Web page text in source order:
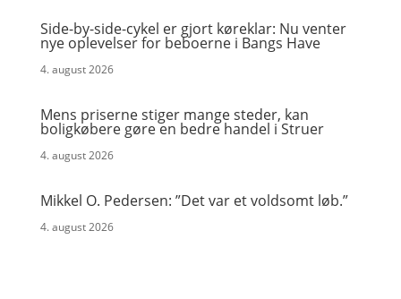
Side-by-side-cykel er gjort køreklar: Nu venter
nye oplevelser for beboerne i Bangs Have
4. august 2026
Mens priserne stiger mange steder, kan
boligkøbere gøre en bedre handel i Struer
4. august 2026
Mikkel O. Pedersen: ”Det var et voldsomt løb.”
4. august 2026